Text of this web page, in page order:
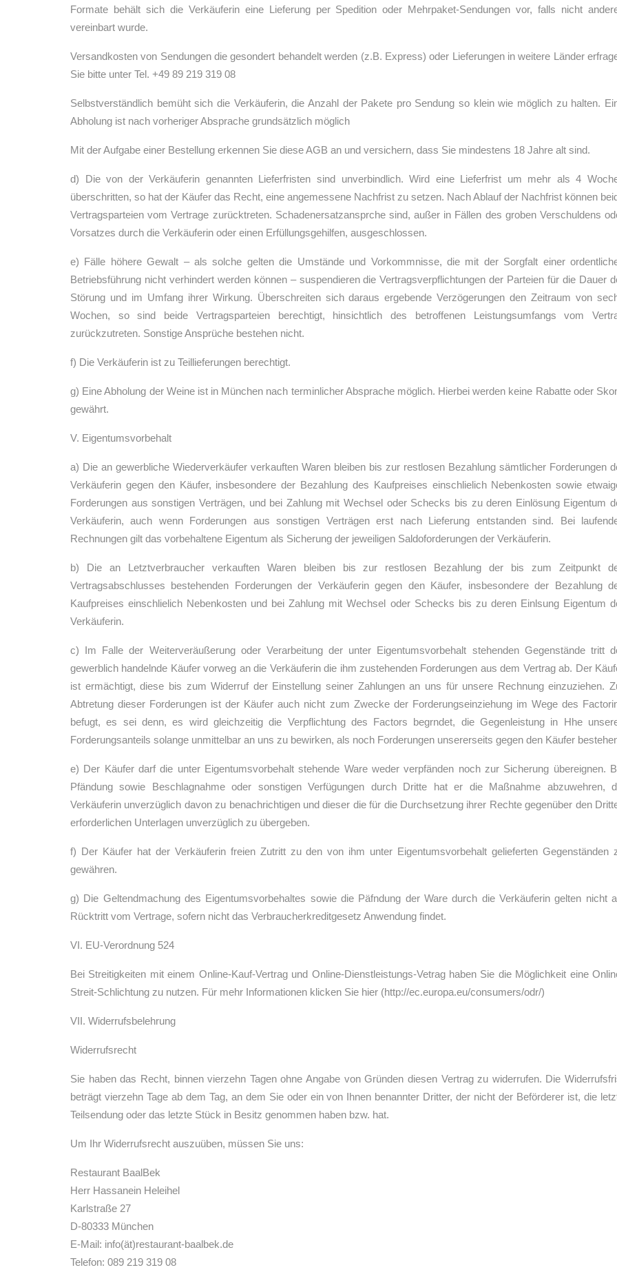
Formate behält sich die Verkäuferin eine Lieferung per Spedition oder Mehrpaket-Sendungen vor, falls nicht
vereinbart wurde.
Versandkosten von Sendungen die gesondert behandelt werden (z.B. Express) oder Lieferungen in weitere Länder
Sie bitte unter Tel. +49 89 219 319 08
Selbstverständlich bemüht sich die Verkäuferin, die Anzahl der Pakete pro Sendung so klein wie möglich zu halten.
Abholung ist nach vorheriger Absprache grundsätzlich möglich
Mit der Aufgabe einer Bestellung erkennen Sie diese AGB an und versichern, dass Sie mindestens 18 Jahre alt sind.
d) Die von der Verkäuferin genannten Lieferfristen sind unverbindlich. Wird eine Lieferfrist um mehr als 4
überschritten, so hat der Käufer das Recht, eine angemessene Nachfrist zu setzen. Nach Ablauf der Nachfrist können
Vertragsparteien vom Vertrage zurücktreten. Schadenersatzansprche sind, außer in Fällen des groben Verschuldens
Vorsatzes durch die Verkäuferin oder einen Erfüllungsgehilfen, ausgeschlossen.
e) Fälle höhere Gewalt – als solche gelten die Umstände und Vorkommnisse, die mit der Sorgfalt einer
Betriebsführung nicht verhindert werden können – suspendieren die Vertragsverpflichtungen der Parteien für die Dauer
Störung und im Umfang ihrer Wirkung. Überschreiten sich daraus ergebende Verzögerungen den Zeitraum von
Wochen, so sind beide Vertragsparteien berechtigt, hinsichtlich des betroffenen Leistungsumfangs vom
zurückzutreten. Sonstige Ansprüche bestehen nicht.
f) Die Verkäuferin ist zu Teillieferungen berechtigt.
g) Eine Abholung der Weine ist in München nach terminlicher Absprache möglich. Hierbei werden keine Rabatte oder
gewährt.
V. Eigentumsvorbehalt
a) Die an gewerbliche Wiederverkäufer verkauften Waren bleiben bis zur restlosen Bezahlung sämtlicher Forderungen
Verkäuferin gegen den Käufer, insbesondere der Bezahlung des Kaufpreises einschlielich Nebenkosten sowie
Forderungen aus sonstigen Verträgen, und bei Zahlung mit Wechsel oder Schecks bis zu deren Einlösung Eigentum
Verkäuferin, auch wenn Forderungen aus sonstigen Verträgen erst nach Lieferung entstanden sind. Bei
Rechnungen gilt das vorbehaltene Eigentum als Sicherung der jeweiligen Saldoforderungen der Verkäuferin.
b) Die an Letztverbraucher verkauften Waren bleiben bis zur restlosen Bezahlung der bis zum Zeitpunkt
Vertragsabschlusses bestehenden Forderungen der Verkäuferin gegen den Käufer, insbesondere der Bezahlung
Kaufpreises einschlielich Nebenkosten und bei Zahlung mit Wechsel oder Schecks bis zu deren Einlsung Eigentum
Verkäuferin.
c) Im Falle der Weiterveräußerung oder Verarbeitung der unter Eigentumsvorbehalt stehenden Gegenstände tritt
gewerblich handelnde Käufer vorweg an die Verkäuferin die ihm zustehenden Forderungen aus dem Vertrag ab. Der
ist ermächtigt, diese bis zum Widerruf der Einstellung seiner Zahlungen an uns für unsere Rechnung einzuziehen.
Abtretung dieser Forderungen ist der Käufer auch nicht zum Zwecke der Forderungseinziehung im Wege des
befugt, es sei denn, es wird gleichzeitig die Verpflichtung des Factors begrndet, die Gegenleistung in Hhe
Forderungsanteils solange unmittelbar an uns zu bewirken, als noch Forderungen unsererseits gegen den Käufer
e) Der Käufer darf die unter Eigentumsvorbehalt stehende Ware weder verpfänden noch zur Sicherung übereignen.
Pfändung sowie Beschlagnahme oder sonstigen Verfügungen durch Dritte hat er die Maßnahme abzuwehren,
Verkäuferin unverzüglich davon zu benachrichtigen und dieser die für die Durchsetzung ihrer Rechte gegenüber den
erforderlichen Unterlagen unverzüglich zu übergeben.
f) Der Käufer hat der Verkäuferin freien Zutritt zu den von ihm unter Eigentumsvorbehalt gelieferten Gegenständen
gewähren.
g) Die Geltendmachung des Eigentumsvorbehaltes sowie die Päfndung der Ware durch die Verkäuferin gelten nicht
Rücktritt vom Vertrage, sofern nicht das Verbraucherkreditgesetz Anwendung findet.
VI. EU-Verordnung 524
Bei Streitigkeiten mit einem Online-Kauf-Vertrag und Online-Dienstleistungs-Vetrag haben Sie die Möglichkeit eine
Streit-Schlichtung zu nutzen. Für mehr Informationen klicken Sie hier (http://ec.europa.eu/consumers/odr/)
VII. Widerrufsbelehrung
Widerrufsrecht
Sie haben das Recht, binnen vierzehn Tagen ohne Angabe von Gründen diesen Vertrag zu widerrufen. Die
beträgt vierzehn Tage ab dem Tag, an dem Sie oder ein von Ihnen benannter Dritter, der nicht der Beförderer ist, die
Teilsendung oder das letzte Stück in Besitz genommen haben bzw. hat.
Um Ihr Widerrufsrecht auszuüben, müssen Sie uns:
Restaurant BaalBek
Herr Hassanein Heleihel
Karlstraße 27
D-80333 München
E-Mail: info(ät)restaurant-baalbek.de
Telefon: 089 219 319 08